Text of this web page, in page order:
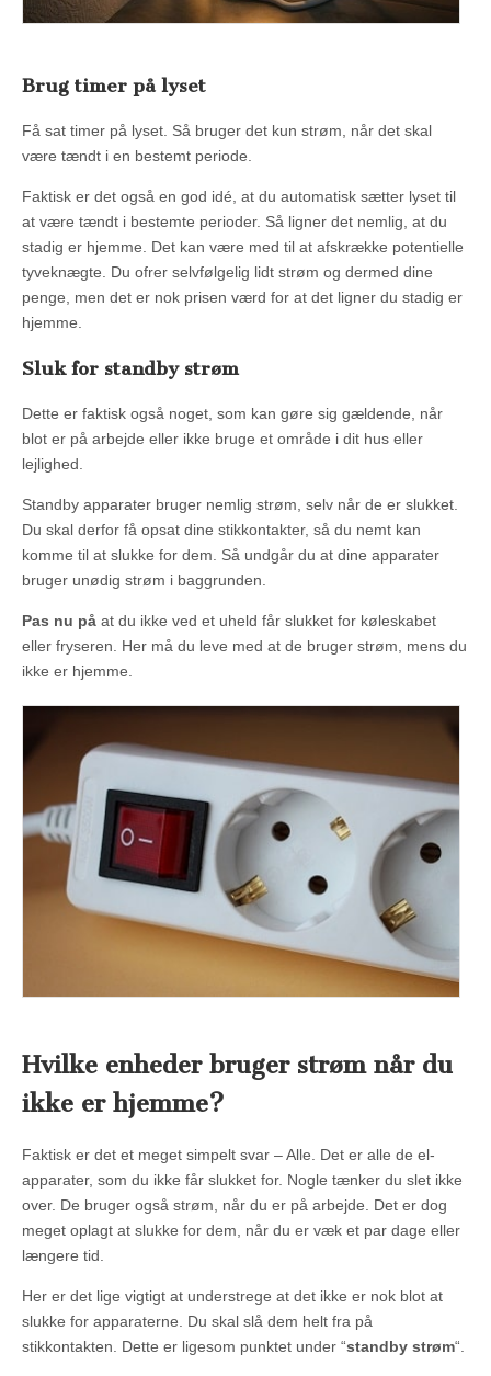
Brug timer på lyset
Få sat timer på lyset. Så bruger det kun strøm, når det skal
være tændt i en bestemt periode.
Faktisk er det også en god idé, at du automatisk sætter lyset til
at være tændt i bestemte perioder. Så ligner det nemlig, at du
stadig er hjemme. Det kan være med til at afskrække potentielle
tyveknægte. Du ofrer selvfølgelig lidt strøm og dermed dine
penge, men det er nok prisen værd for at det ligner du stadig er
hjemme.
Sluk for standby strøm
Dette er faktisk også noget, som kan gøre sig gældende, når
blot er på arbejde eller ikke bruge et område i dit hus eller
lejlighed.
Standby apparater bruger nemlig strøm, selv når de er slukket.
Du skal derfor få opsat dine stikkontakter, så du nemt kan
komme til at slukke for dem. Så undgår du at dine apparater
bruger unødig strøm i baggrunden.
Pas nu på at du ikke ved et uheld får slukket for køleskabet
eller fryseren. Her må du leve med at de bruger strøm, mens du
ikke er hjemme.
Hvilke enheder bruger strøm når du
ikke er hjemme?
Faktisk er det et meget simpelt svar – Alle. Det er alle de el-
apparater, som du ikke får slukket for. Nogle tænker du slet ikke
over. De bruger også strøm, når du er på arbejde. Det er dog
meget oplagt at slukke for dem, når du er væk et par dage eller
længere tid.
Her er det lige vigtigt at understrege at det ikke er nok blot at
slukke for apparaterne. Du skal slå dem helt fra på
stikkontakten. Dette er ligesom punktet under “standby strøm“.